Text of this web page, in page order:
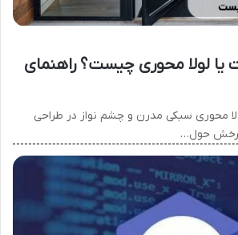
یا لولا محوری چیست؟ راهنمای
محوری سبکی مدرن و چشم نواز در طراحی
حول…